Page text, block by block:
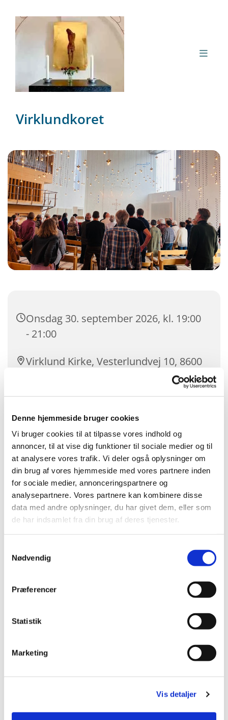
Denne hjemmeside bruger cookies
Vi bruger cookies til at tilpasse vores indhold og
annoncer, til at vise dig funktioner til sociale medier og til
at analysere vores trafik. Vi deler også oplysninger om
din brug af vores hjemmeside med vores partnere inden
for sociale medier, annonceringspartnere og
analysepartnere. Vores partnere kan kombinere disse
data med andre oplysninger, du har givet dem, eller som
de har indsamlet fra din brug af deres tjenester.
Nødvendig
Præferencer
Statistik
Marketing
Vis detaljer
Virklundkoret
Onsdag 30. september 2026, kl. 19:00
- 21:00
Virklund Kirke, Vesterlundvej 10, 8600
Du vil måske også kunne